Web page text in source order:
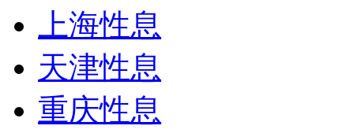
上海性息
天津性息
重庆性息